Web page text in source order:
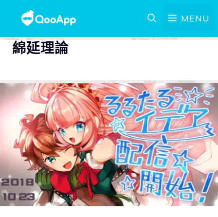
MENU
綿延理論